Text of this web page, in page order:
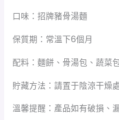
口味：招牌豬骨湯麵
保質期：常溫下6個月
配料：麵餅、骨湯包、蔬菜
貯藏方法：請置于陰涼干燥
溫馨提醒：產品如有破損、